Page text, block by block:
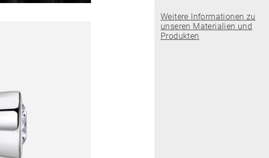
Weitere Informationen zu
unseren Materialien und
Produkten